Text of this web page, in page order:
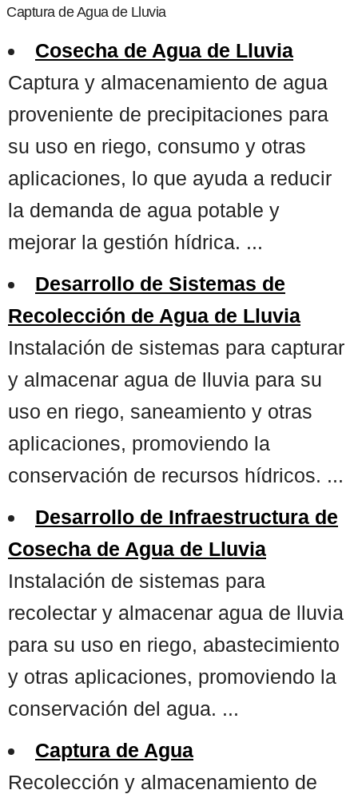
Captura de Agua de Lluvia
Cosecha de Agua de Lluvia
Captura y almacenamiento de agua
proveniente de precipitaciones para
su uso en riego, consumo y otras
aplicaciones, lo que ayuda a reducir
la demanda de agua potable y
mejorar la gestión hídrica. ...
Desarrollo de Sistemas de
Recolección de Agua de Lluvia
Instalación de sistemas para capturar
y almacenar agua de lluvia para su
uso en riego, saneamiento y otras
aplicaciones, promoviendo la
conservación de recursos hídricos. ...
Desarrollo de Infraestructura de
Cosecha de Agua de Lluvia
Instalación de sistemas para
recolectar y almacenar agua de lluvia
para su uso en riego, abastecimiento
y otras aplicaciones, promoviendo la
conservación del agua. ...
Captura de Agua
Recolección y almacenamiento de